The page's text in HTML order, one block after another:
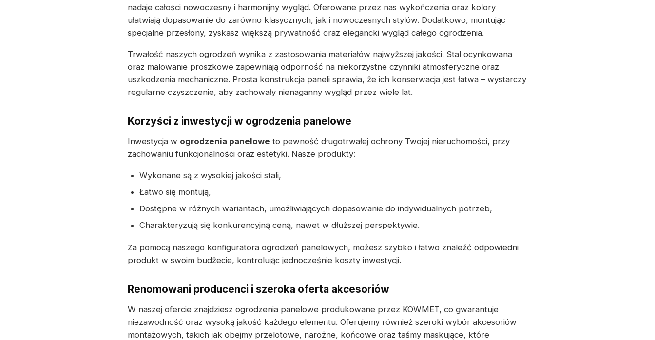
nadaje całości nowoczesny i harmonijny wygląd. Oferowane przez nas wykończenia oraz kolory
ułatwiają dopasowanie do zarówno klasycznych, jak i nowoczesnych stylów. Dodatkowo, montując
specjalne przesłony, zyskasz większą prywatność oraz elegancki wygląd całego ogrodzenia.
Trwałość naszych ogrodzeń wynika z zastosowania materiałów najwyższej jakości. Stal ocynkowana
oraz malowanie proszkowe zapewniają odporność na niekorzystne czynniki atmosferyczne oraz
uszkodzenia mechaniczne. Prosta konstrukcja paneli sprawia, że ich konserwacja jest łatwa – wystarczy
regularne czyszczenie, aby zachowały nienaganny wygląd przez wiele lat.
Korzyści z inwestycji w ogrodzenia panelowe
Inwestycja w ogrodzenia panelowe to pewność długotrwałej ochrony Twojej nieruchomości, przy
zachowaniu funkcjonalności oraz estetyki. Nasze produkty:
Wykonane są z wysokiej jakości stali,
Łatwo się montują,
Dostępne w różnych wariantach, umożliwiających dopasowanie do indywidualnych potrzeb,
Charakteryzują się konkurencyjną ceną, nawet w dłuższej perspektywie.
Za pomocą naszego konfiguratora ogrodzeń panelowych, możesz szybko i łatwo znaleźć odpowiedni
produkt w swoim budżecie, kontrolując jednocześnie koszty inwestycji.
Renomowani producenci i szeroka oferta akcesoriów
W naszej ofercie znajdziesz ogrodzenia panelowe produkowane przez KOWMET, co gwarantuje
niezawodność oraz wysoką jakość każdego elementu. Oferujemy również szeroki wybór akcesoriów
montażowych, takich jak obejmy przelotowe, narożne, końcowe oraz taśmy maskujące, które